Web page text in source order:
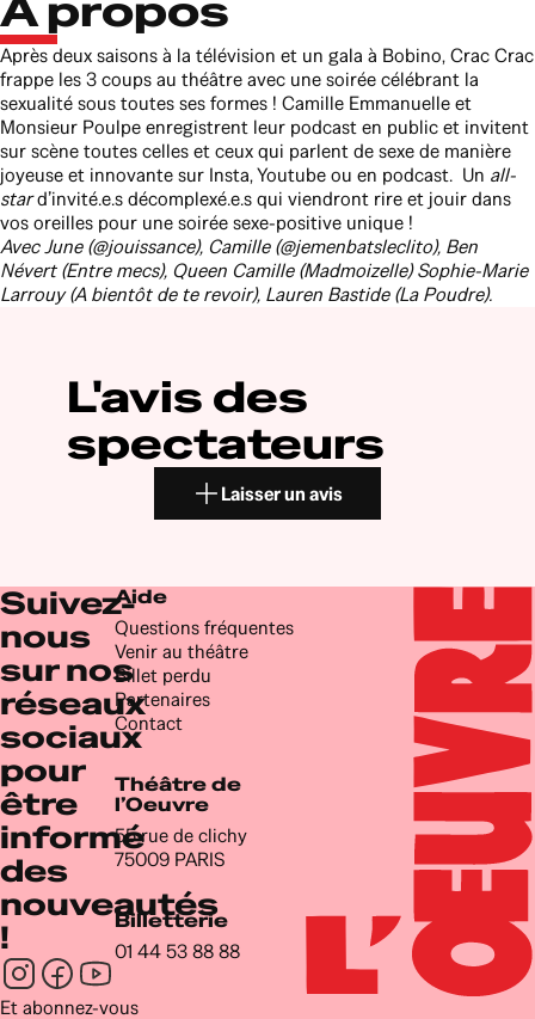
À propos
Après deux saisons à la télévision et un gala à Bobino, Crac Crac
frappe les 3 coups au théâtre avec une soirée célébrant la
sexualité sous toutes ses formes ! Camille Emmanuelle et
Monsieur Poulpe enregistrent leur podcast en public et invitent
sur scène toutes celles et ceux qui parlent de sexe de manière
joyeuse et innovante sur Insta, Youtube ou en podcast. Un all-
stard’invité.e.s décomplexé.e.s qui viendront rire et jouir dans
vos oreilles pour une soirée sexe-positive unique !
Avec June (@jouissance), Camille (@jemenbatsleclito), Ben
Névert (Entre mecs), Queen Camille (Madmoizelle) Sophie-Marie
Larrouy (A bientôt de te revoir), Lauren Bastide (La Poudre).
L'avis des
spectateurs
Laisser un avis
Suivez-
nous
sur nos
réseaux
sociaux
pour
être
informé
des
nouveautés
!
Et abonnez-vous
Aide
Questions fréquentes
Venir au théâtre
Billet perdu
Partenaires
Contact
Théâtre de
l’Oeuvre
55 rue de clichy
75009 PARIS
Billetterie
01 44 53 88 88